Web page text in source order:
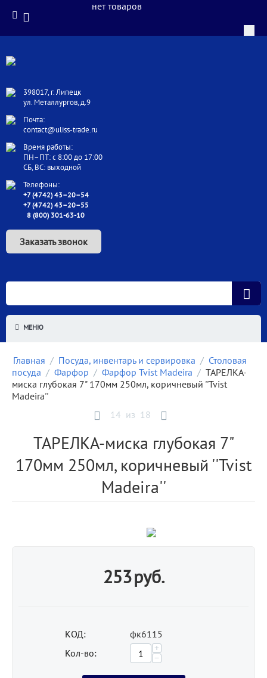
398017, г. Липецк
ул. Металлургов, д.9
Почта:
contact@uliss-trade.ru
Время работы:
ПН–ПТ: с 8:00 до 17:00
СБ, ВС: выходной
Телефоны:
+7 (4742) 43–20–54
+7 (4742) 43–20–55
8 (800) 301-63-10
Заказать звонок
нет товаров
МЕНЮ
Главная / Посуда, инвентарь и сервировка / Столовая
посуда / Фарфор / Фарфор Tvist Madeira / ТАРЕЛКА-
миска глубокая 7" 170мм 250мл, коричневый ''Tvist
Madeira''
14 из 18
ТАРЕЛКА-миска глубокая 7"
170мм 250мл, коричневый ''Tvist
Madeira''
253руб.
КОД:
фк6115
Кол-во:
+
−